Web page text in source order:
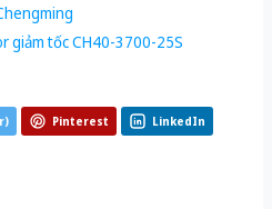
giảm tốc CH40-3700-25S
Pinterest LinkedIn